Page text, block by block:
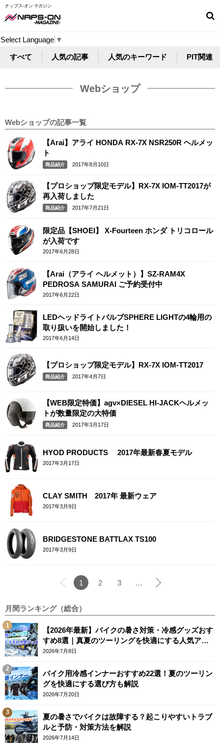
ナップス-オン マガジン
Select Language ▼
すべて 人気の記事 人気のキーワード PIT関連
Webショップ
Webショップの記事一覧
【Arai】アライ HONDA RX-7X NSR250R ヘルメッ
ト
商品紹介 2017年8月10日
【プロショップ限定モデル】RX-7X IOM-TT2017が
再入荷しました
商品紹介 2017年7月21日
限定品【SHOEI】 X-Fourteen ホンダ トリコロール
が入荷です
2017年6月28日
【Arai（アライ ヘルメット）】SZ-RAM4X
PEDROSA SAMURAI ご予約受付中
2017年6月22日
LEDヘッドライトバルブSPHERE LIGHTの4輪用の
取り扱いを開始しました！
2017年6月14日
【プロショップ限定モデル】RX-7X IOM-TT2017
商品紹介 2017年4月7日
【WEB限定特価】agv×DIESEL HI-JACKヘルメッ
トが数量限定の大特価
商品紹介 2017年3月17日
HYOD PRODUCTS 2017年最新春夏モデル
2017年3月17日
CLAY SMITH 2017年 最新ウェア
2017年3月9日
BRIDGESTONE BATTLAX TS100
2017年3月9日
1 2 3 …
月間ランキング（総合）
【2026年最新】バイクの暑さ対策・冷感グッズおす
すめ8選｜真夏のツーリングを快適にする人気アイ
テム
2026年7月8日
バイク用冷感インナーおすすめ22選！夏のツーリン
グを快適にする選び方も解説
2026年7月20日
夏の暑さでバイクは故障する？起こりやすいトラブ
ルと予防・対策方法を解説
2026年7月14日